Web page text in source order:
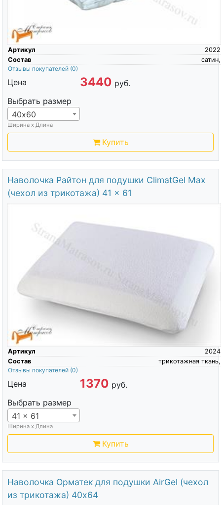
Артикул
2022
Состав
сатин,
Отзывы покупателей (0)
Цена 3440 руб.
Выбрать размер
40х60
Ширина х Длина
Купить
Наволочка Райтон для подушки ClimatGel Max
(чехол из трикотажа) 41 x 61
Артикул
2024
Состав
трикотажная ткань,
Отзывы покупателей (0)
Цена 1370 руб.
Выбрать размер
41 x 61
Ширина х Длина
Купить
Наволочка Орматек для подушки AirGel (чехол
из трикотажа) 40х64